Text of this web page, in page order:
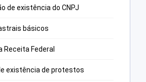
de existência do CNPJ
básicos
Receita Federal
existência de protestos